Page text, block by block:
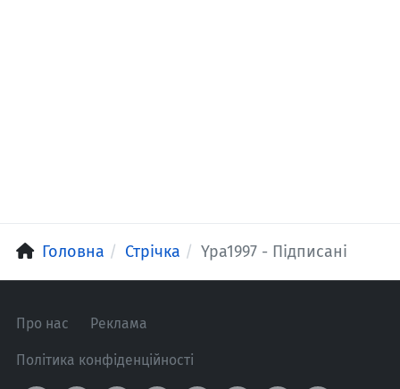
Головна Стрічка Ypa1997 - Підписані
Про нас Реклама
Політика конфіденційності